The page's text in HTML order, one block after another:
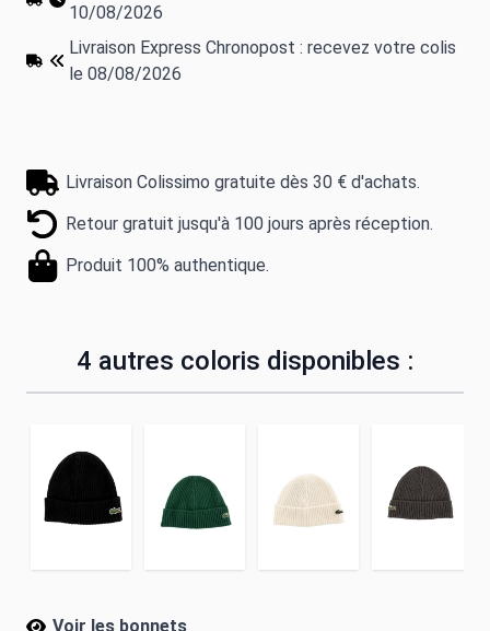
10/08/2026
Livraison Express Chronopost : recevez votre colis
le 08/08/2026
Livraison Colissimo gratuite dès 30 € d'achats.
Retour gratuit jusqu'à 100 jours après réception.
Produit 100% authentique.
4 autres coloris disponibles :
Voir les bonnets